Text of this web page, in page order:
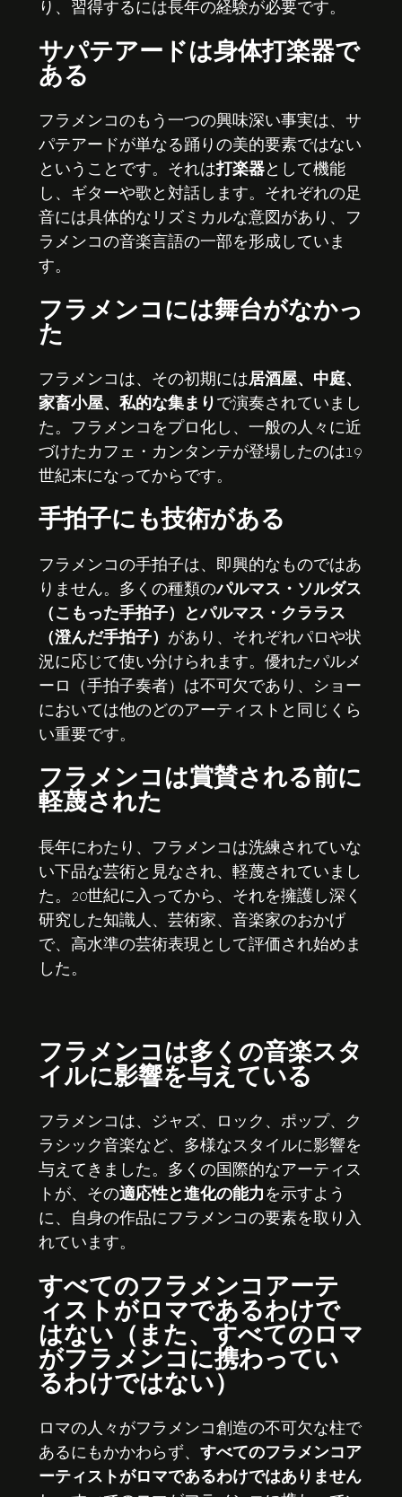
り、習得するには長年の経験が必要です。
サパテアードは身体打楽器で
ある
フラメンコのもう一つの興味深い事実は、サ
パテアードが単なる踊りの美的要素ではない
ということです。それは打楽器として機能
し、ギターや歌と対話します。それぞれの足
音には具体的なリズミカルな意図があり、フ
ラメンコの音楽言語の一部を形成していま
す。
フラメンコには舞台がなかっ
た
フラメンコは、その初期には居酒屋、中庭、
家畜小屋、私的な集まり で演奏されていまし
た。フラメンコをプロ化し、一般の人々に近
づけたカフェ・カンタンテが登場したのは19
世紀末になってからです。
手拍子にも技術がある
フラメンコの手拍子は、即興的なものではあ
りません。多くの種類のパルマス・ソルダス
（こもった手拍子）とパルマス・クララス
（澄んだ手拍子） があり、それぞれパロや状
況に応じて使い分けられます。優れたパルメ
ーロ（手拍子奏者）は不可欠であり、ショー
においては他のどのアーティストと同じくら
い重要です。
フラメンコは賞賛される前に
軽蔑された
長年にわたり、フラメンコは洗練されていな
い下品な芸術と見なされ、軽蔑されていまし
た。20世紀に入ってから、それを擁護し深く
研究した知識人、芸術家、音楽家のおかげ
で、高水準の芸術表現として評価され始めま
した。
フラメンコは多くの音楽スタ
イルに影響を与えている
フラメンコは、ジャズ、ロック、ポップ、ク
ラシック音楽など、多様なスタイルに影響を
与えてきました。多くの国際的なアーティス
トが、その適応性と進化の能力 を示すよう
に、自身の作品にフラメンコの要素を取り入
れています。
すべてのフラメンコアーテ
ィストがロマであるわけで
はない（また、すべてのロマ
がフラメンコに携わってい
るわけではない）
ロマの人々がフラメンコ創造の不可欠な柱で
あるにもかかわらず、 すべてのフラメンコア
ーティストがロマであるわけではありません